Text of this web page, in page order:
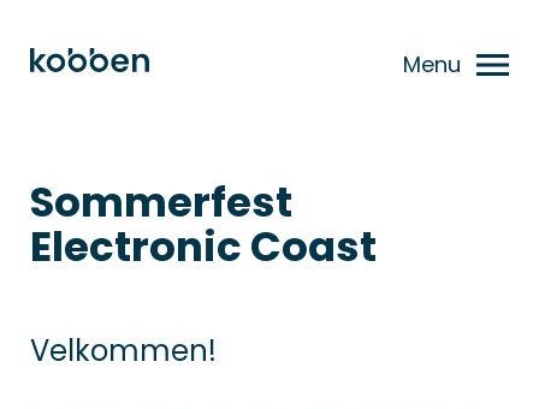
Menu
Sommerfest
Electronic Coast
Velkommen!